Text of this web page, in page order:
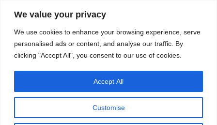
We value your privacy
We use cookies to enhance your browsing experience, serve
personalised ads or content, and analyse our traffic. By
clicking "Accept All", you consent to our use of cookies.
Customise
Accept All
स्रोत
मेनू
प्रकाशित
जैव विकास के प्रति जागरूक चिकित्सा विज्ञान
– 4 -डॉ. राघवेंद्र गडग्कर